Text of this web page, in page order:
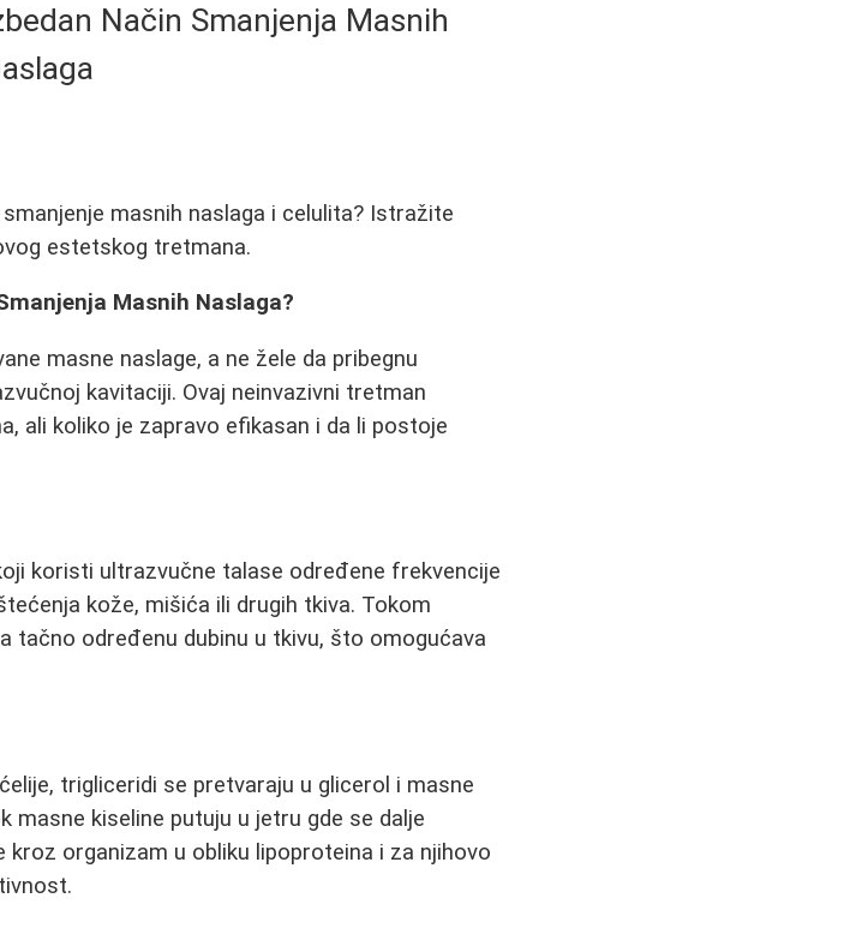
Način Smanjenja Masnih
masnih naslaga i celulita? Istražite
estetskog tretmana.
Masnih Naslaga?
masne naslage, a ne žele da pribegnu
kavitaciji. Ovaj neinvazivni tretman
ali koliko je zapravo efikasan i da li postoje
koristi ultrazvučne talase određene frekvencije
kože, mišića ili drugih tkiva. Tokom
tačno određenu dubinu u tkivu, što omogućava
trigliceridi se pretvaraju u glicerol i masne
masne kiseline putuju u jetru gde se dalje
organizam u obliku lipoproteina i za njihovo